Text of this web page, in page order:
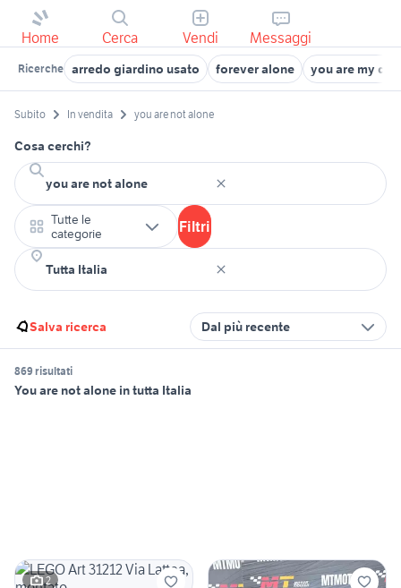
Home Cerca Vendi Messaggi
Ricerche arredo giardino usato forever alone you are my
Subito In vendita you are not alone
Cosa cerchi?
Tutte le
categorie
Filtri
Salva ricerca Dal più recente
869 risultati
You are not alone in tutta Italia
2